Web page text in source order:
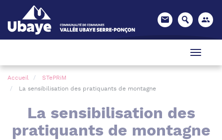
Accueil
STePRiM
La sensibilisation des pratiquants de montagne
La sensibilisation des
pratiquants de montagne
Panneau de gestion des cookies